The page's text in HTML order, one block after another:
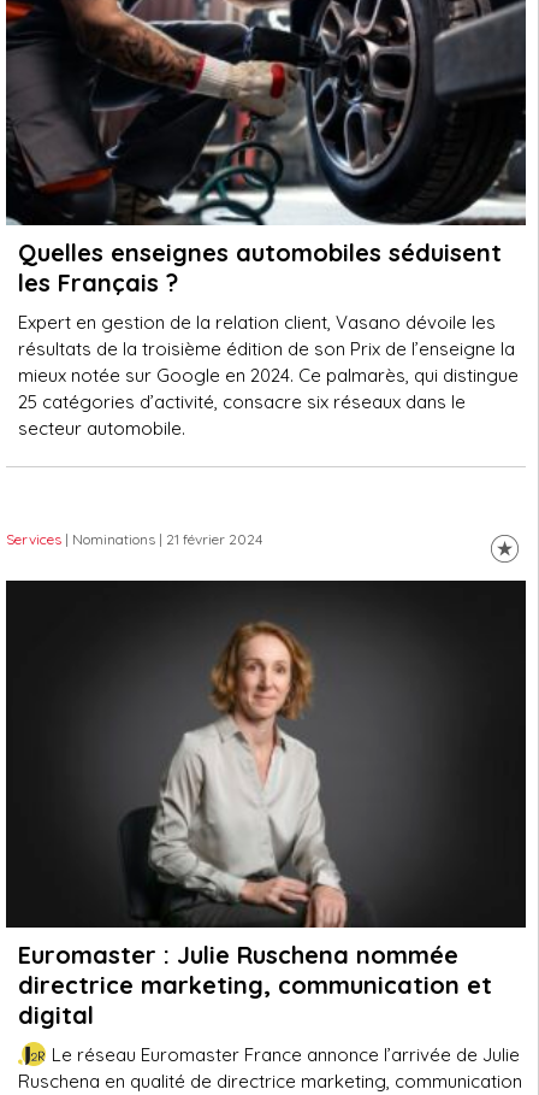
Quelles enseignes automobiles séduisent
les Français ?
Expert en gestion de la relation client, Vasano dévoile les
résultats de la troisième édition de son Prix de l’enseigne la
mieux notée sur Google en 2024. Ce palmarès, qui distingue
25 catégories d’activité, consacre six réseaux dans le
secteur automobile.
Services | Nominations | 21 février 2024
Euromaster : Julie Ruschena nommée
directrice marketing, communication et
digital
Le réseau Euromaster France annonce l’arrivée de Julie
Ruschena en qualité de directrice marketing, communication